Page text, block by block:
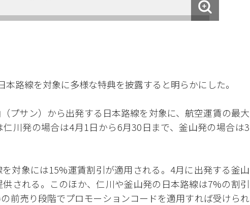
路線を対象に多様な特典を披露すると明らかにした。
プサン）から出発する日本路線を対象に、航空運賃の最大
川発の場合は4月1日から6月30日まで、釜山発の場合は3
対象には15%運賃割引が適用される。4月に出発する釜山
される。このほか、仁川や釜山発の日本路線は7%の割引
前売り段階でプロモーションコードを適用すれば受けられ